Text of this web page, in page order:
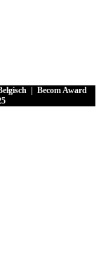
| Becom Award